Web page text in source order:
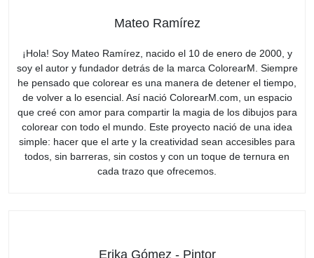
Mateo Ramírez
¡Hola! Soy Mateo Ramírez, nacido el 10 de enero de 2000, y
soy el autor y fundador detrás de la marca ColorearM. Siempre
he pensado que colorear es una manera de detener el tiempo,
de volver a lo esencial. Así nació ColorearM.com, un espacio
que creé con amor para compartir la magia de los dibujos para
colorear con todo el mundo. Este proyecto nació de una idea
simple: hacer que el arte y la creatividad sean accesibles para
todos, sin barreras, sin costos y con un toque de ternura en
cada trazo que ofrecemos.
Erika Gómez - Pintor